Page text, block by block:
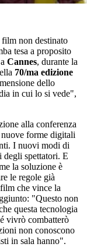
film non destinato
tesa a proposito
Cannes, durante la
70/ma edizione
dello
in cui lo si vede",
alla conferenza
forme digitali
I nuovi modi di
degli spettatori. E
la soluzione è
le regole già
che vince la
"Questo non
questa tecnologia
vivrò combatterò
non conoscono
in sala hanno".